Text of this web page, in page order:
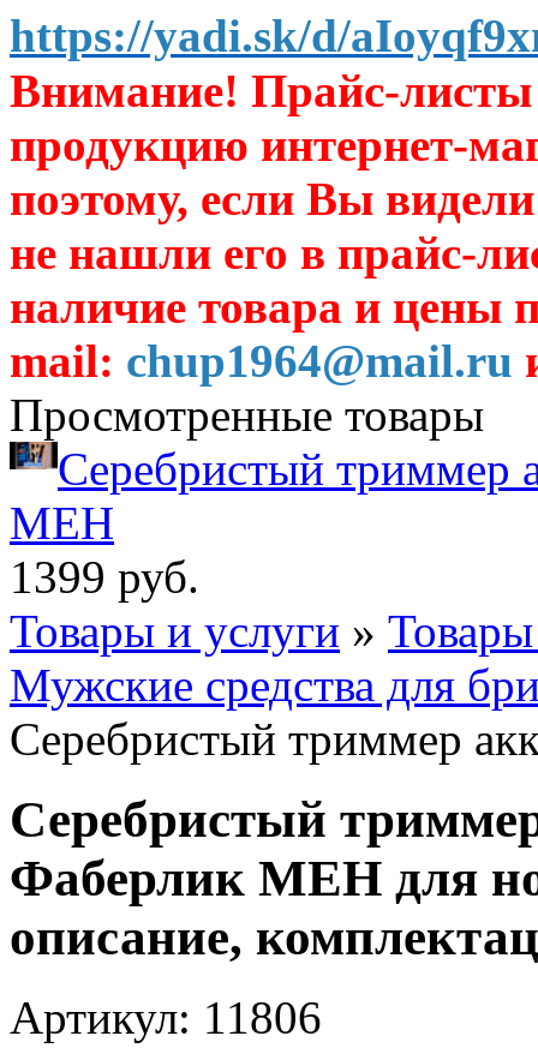
https://yadi.sk/d/
Внимание! Прайс-листы
продукцию интернет-
поэтому, если Вы
не нашли его в прайс-
наличие товара и цены
mail: chup1964@mail.ru
Просмотренные товары
Серебристый триммер
МЕН
1399 руб.
Товары и услуги »
Мужские средства для
Серебристый триммер
Серебристый
Фаберлик МЕН для
описание,
Артикул: 11806